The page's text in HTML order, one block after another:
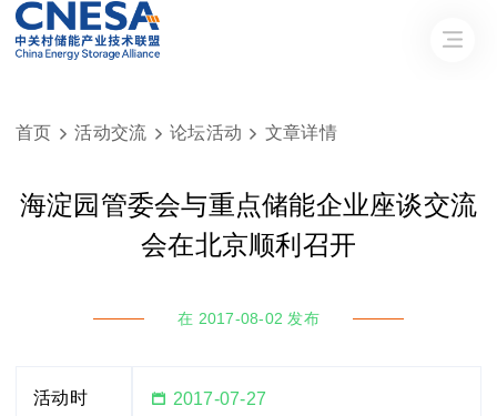
首页  活动交流  论坛活动  文章详情
海淀园管委会与重点储能企业座谈交流
会在北京顺利召开
在 2017-08-02 发布
活动时
 2017-07-27